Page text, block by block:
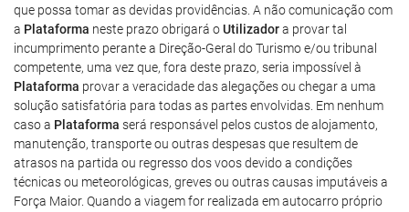
que possa tomar as devidas providências. A não comunicação com
a Plataforma neste prazo obrigará oUtilizadora provar tal
incumprimento perante a Direção-Geral do Turismo e/ou tribunal
competente, uma vez que, fora deste prazo, seria impossível à
Plataforma provar a veracidade das alegações ou chegar a uma
solução satisfatória para todas as partes envolvidas. Em nenhum
caso a Plataforma será responsável pelos custos de alojamento,
manutenção, transporte ou outras despesas que resultem de
atrasos na partida ou regresso dos voos devido a condições
técnicas ou meteorológicas, greves ou outras causas imputáveis a
Força Maior. Quando a viagem for realizada em autocarro próprio